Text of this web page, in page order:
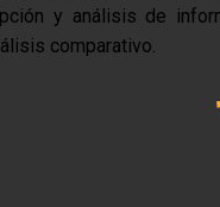
y análisis de
comparativo.